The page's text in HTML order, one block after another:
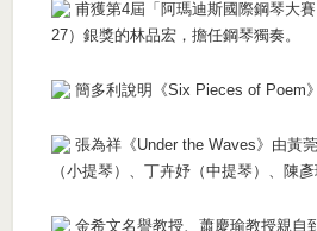
甫獲第4屆「阿瑪迪斯國際鋼琴大
27）銀獎的林品宏，擔任鋼琴獨奏。
簡多利說明《Six Pieces of Poem
張為祥《Under the Waves》由黃
（小提琴）、丁卉妤（中提琴）、陳
金希文名譽教授、蕭慶瑜教授親自